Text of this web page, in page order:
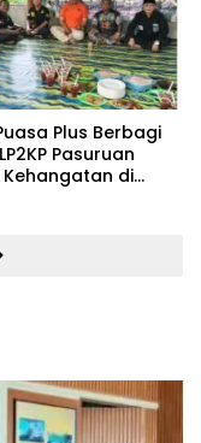
Plus Berbagi
Pasuruan
di